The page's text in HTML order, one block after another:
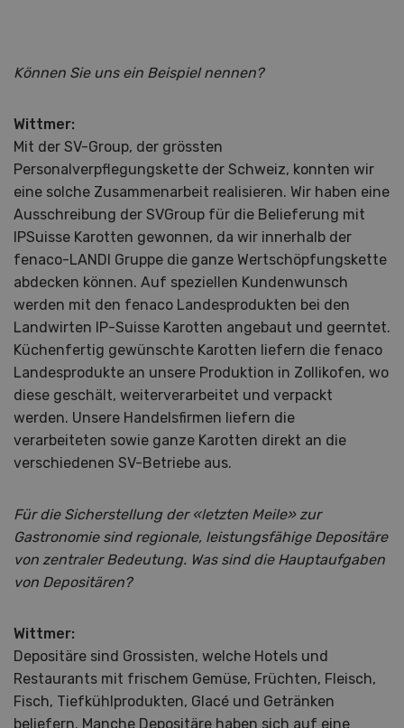
Können Sie uns ein Beispiel nennen?
Wittmer:
Mit der SV-Group, der grössten
Personalverpflegungskette der Schweiz, konnten wir
eine solche Zusammenarbeit realisieren. Wir haben eine
Ausschreibung der SVGroup für die Belieferung mit
IPSuisse Karotten gewonnen, da wir innerhalb der
fenaco-LANDI Gruppe die ganze Wertschöpfungskette
abdecken können. Auf speziellen Kundenwunsch
werden mit den fenaco Landesprodukten bei den
Landwirten IP-Suisse Karotten angebaut und geerntet.
Küchenfertig gewünschte Karotten liefern die fenaco
Landesprodukte an unsere Produktion in Zollikofen, wo
diese geschält, weiterverarbeitet und verpackt
werden. Unsere Handelsfirmen liefern die
verarbeiteten sowie ganze Karotten direkt an die
verschiedenen SV-Betriebe aus.
Für die Sicherstellung der «letzten Meile» zur
Gastronomie sind regionale, leistungsfähige Depositäre
von zentraler Bedeutung. Was sind die Hauptaufgaben
von Depositären?
Wittmer:
Depositäre sind Grossisten, welche Hotels und
Restaurants mit frischem Gemüse, Früchten, Fleisch,
Fisch, Tiefkühlprodukten, Glacé und Getränken
beliefern. Manche Depositäre haben sich auf eine